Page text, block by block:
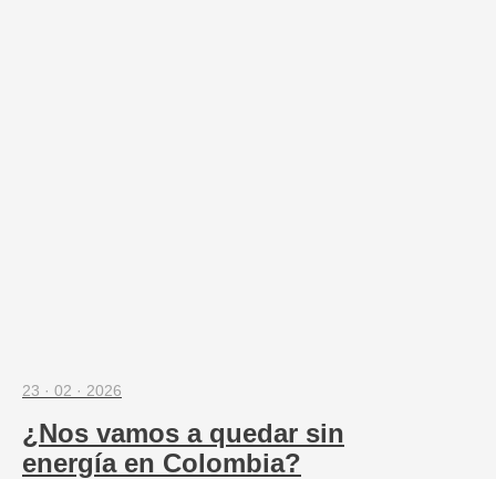
23 · 02 · 2026
¿Nos vamos a quedar sin
energía en Colombia?